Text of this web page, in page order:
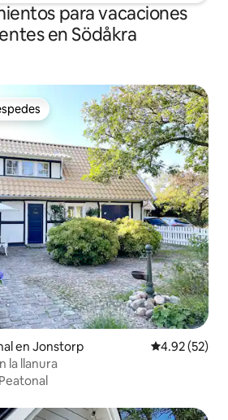
para vacaciones
en Södåkra
preferido
en Jonstorp Calificación
4.92 (52)
la llanura
Peatonal